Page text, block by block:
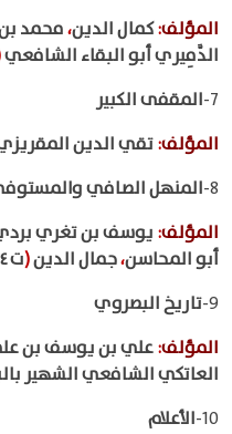
المؤلف:كمال الدين،محمد
الدَّمِيري أبو البقاء الشافعي
7- المقفى الكبير
المؤلف:تقي الدين
8- المنهل الصافي
المؤلف: يوسف بن تغري
أبو المحاسن،جمال الدين(ت ٨٧٤هـ
9- تاريخ البصروي
المؤلف:علي بن يوسف بن
العاتكي الشافعي الشهير
10- الأعلام